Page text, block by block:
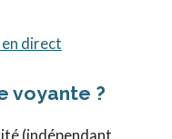
direct
voyante ?
(indépendant,